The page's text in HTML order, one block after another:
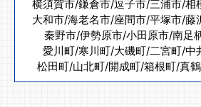
横須賀市/鎌倉市/逗子市/三浦市/相
大和市/海老名市/座間市/平塚市/藤
秦野市/伊勢原市/小田原市/南足
愛川町/寒川町/大磯町/二宮町/中
松田町/山北町/開成町/箱根町/真